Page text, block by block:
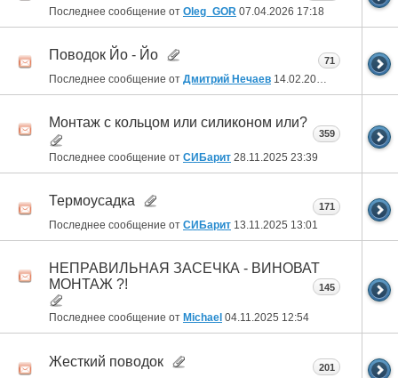
Последнее сообщение от Oleg_GOR 07.04.2026 17:18
Поводок Йо - Йо
Последнее сообщение от Дмитрий Нечаев 14.02.2026
71
Монтаж с кольцом или силиконом или?
Последнее сообщение от СИБарит 28.11.2025 23:39
359
Термоусадка
Последнее сообщение от СИБарит 13.11.2025 13:01
171
НЕПРАВИЛЬНАЯ ЗАСЕЧКА - ВИНОВАТ
МОНТАЖ ?!
Последнее сообщение от Michael 04.11.2025 12:54
145
Жесткий поводок 201